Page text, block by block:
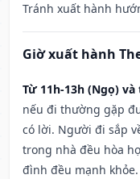
Tránh xuất hành
Giờ xuất hành
Từ 11h-13h (Ngọ)
nếu đi thường gặp
có lời. Người đi sắp
trong nhà đều hòa
đình đều mạnh khỏe.